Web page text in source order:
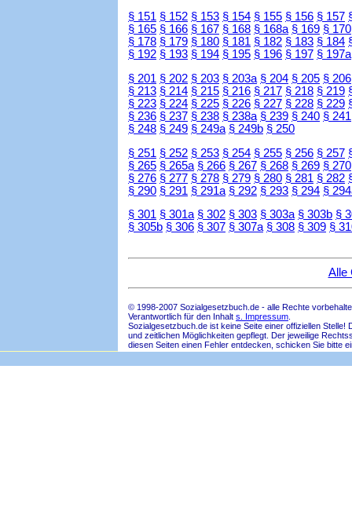
§ 151 § 152 § 153 § 154 § 155 § 156 § 157
§ 165 § 166 § 167 § 168 § 168a § 169 § 170
§ 178 § 179 § 180 § 181 § 182 § 183 § 184
§ 192 § 193 § 194 § 195 § 196 § 197 § 197a
§ 201 § 202 § 203 § 203a § 204 § 205 § 206
§ 213 § 214 § 215 § 216 § 217 § 218 § 219
§ 223 § 224 § 225 § 226 § 227 § 228 § 229
§ 236 § 237 § 238 § 238a § 239 § 240 § 241
§ 248 § 249 § 249a § 249b § 250
§ 251 § 252 § 253 § 254 § 255 § 256 § 257
§ 265 § 265a § 266 § 267 § 268 § 269 § 270
§ 276 § 277 § 278 § 279 § 280 § 281 § 282
§ 290 § 291 § 291a § 292 § 293 § 294 §
§ 301 § 301a § 302 § 303 § 303a § 303b §
§ 305b § 306 § 307 § 307a § 308 § 309 §
Alle
© 1998-2007 Sozialgesetzbuch.de - alle Rechte
Verantwortlich für den Inhalt s. Impressum
Sozialgesetzbuch.de ist keine Seite einer offiziellen
und zeitlichen Möglichkeiten gepflegt. Der jeweilige
diesen Seiten einen Fehler entdecken, schicken Sie bitte